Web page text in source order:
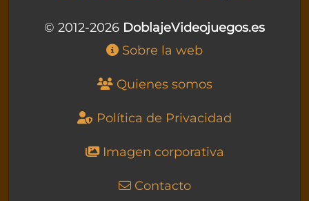
© 2012-2026 DoblajeVideojuegos.es
Sobre la web
Quienes somos
Política de Privacidad
Imagen corporativa
Contacto